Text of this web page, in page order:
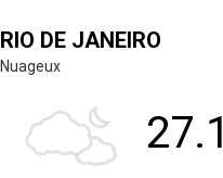
RIO DE JANEIRO
Nuageux
27.1